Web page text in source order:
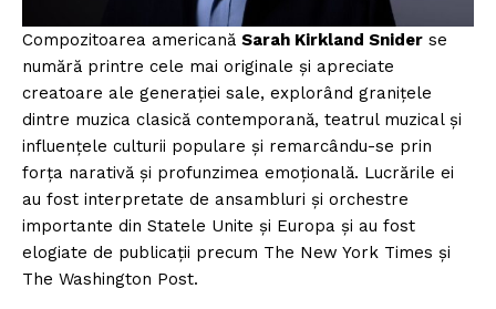
Compozitoarea americană Sarah Kirkland Snider se
numără printre cele mai originale și apreciate
creatoare ale generației sale, explorând granițele
dintre muzica clasică contemporană, teatrul muzical și
influențele culturii populare și remarcându-se prin
forța narativă și profunzimea emoțională. Lucrările ei
au fost interpretate de ansambluri și orchestre
importante din Statele Unite și Europa și au fost
elogiate de publicații precum The New York Times și
The Washington Post.